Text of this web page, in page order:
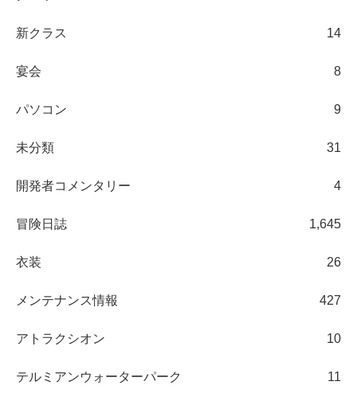
新クラス 14
宴会 8
パソコン 9
未分類 31
開発者コメンタリー 4
冒険日誌 1,645
衣装 26
メンテナンス情報 427
アトラクシオン 10
テルミアンウォーターパーク 11